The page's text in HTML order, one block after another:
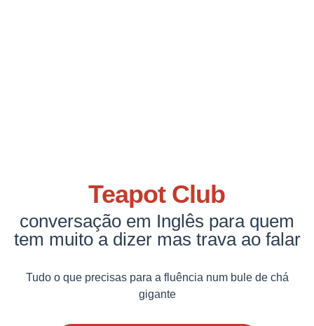
Teapot Club
conversação em Inglês para quem
tem muito a dizer mas trava ao falar
Tudo o que precisas para a fluência num bule de chá
gigante